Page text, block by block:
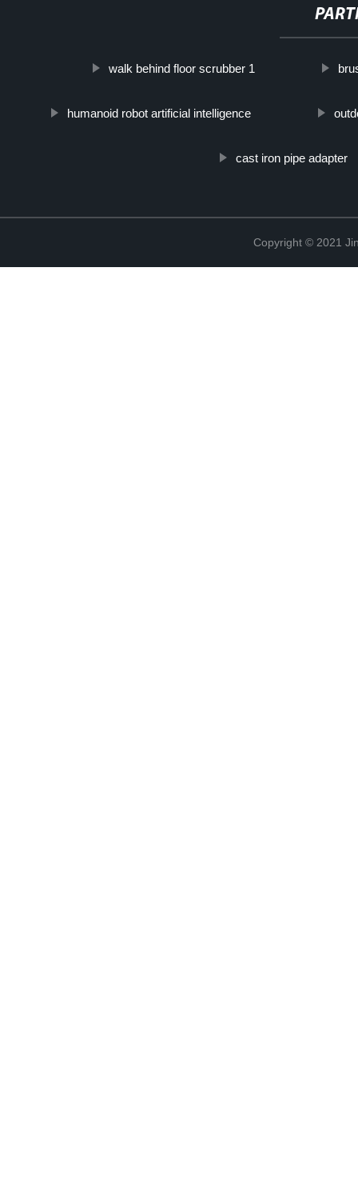
walk behind floor scrubber 1
humanoid robot artificial intelligence
cast iron pipe adapter
Copyright © 2021